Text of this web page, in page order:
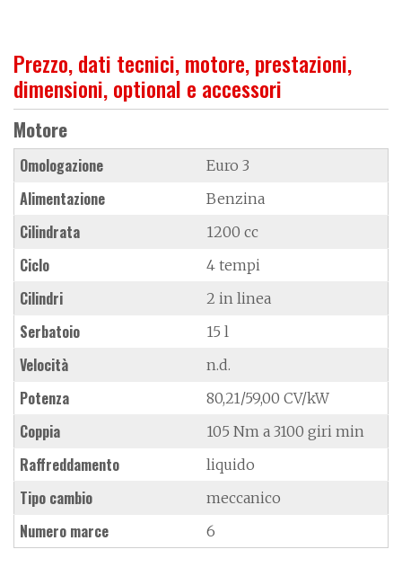
Prezzo, dati tecnici, motore, prestazioni,
dimensioni, optional e accessori
Motore
Omologazione Euro 3
Alimentazione Benzina
Cilindrata 1200 cc
Ciclo 4 tempi
Cilindri 2 in linea
Serbatoio 15 l
Velocità n.d.
Potenza 80,21/59,00 CV/kW
Coppia 105 Nm a 3100 giri min
Raffreddamento liquido
Tipo cambio meccanico
Numero marce 6